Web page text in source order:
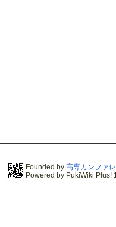
Founded by 高専カンファ
Powered by PukiWiki Plus!